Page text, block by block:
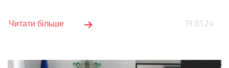
19.01.24
Читати більше